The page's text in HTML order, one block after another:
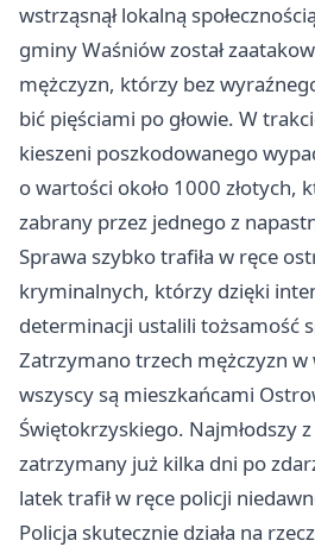
wstrząsnął lokalną
gminy Waśniów został
mężczyzn, którzy bez
bić pięściami po głowie. W
kieszeni poszkodowanego
o wartości około 1000 złotych,
zabrany przez jednego z
Sprawa szybko trafiła w ręce
kryminalnych, którzy dzięki
determinacji ustalili tożsamość
Zatrzymano trzech mężczyzn
wszyscy są mieszkańcami
Świętokrzyskiego. Najmłodszy z
zatrzymany już kilka dni po
latek trafił w ręce policji
Policja skutecznie działa na